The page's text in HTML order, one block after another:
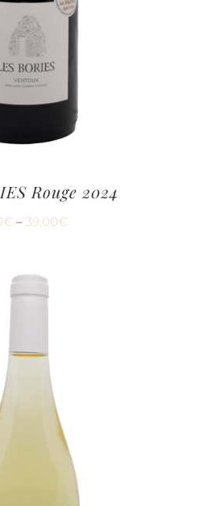
Rouge 2024
€ – 39,00€